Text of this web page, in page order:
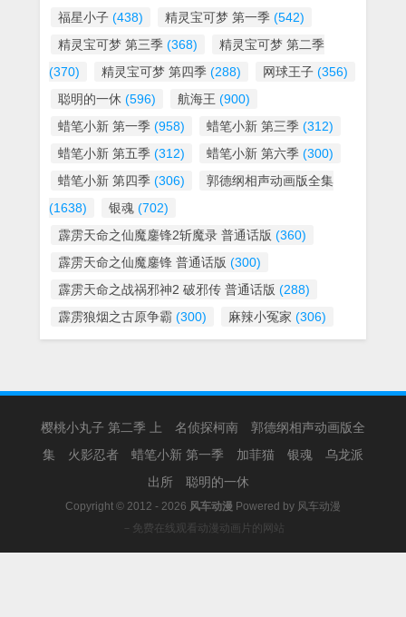
福星小子 (438) 精灵宝可梦 第一季 (542)
精灵宝可梦 第三季 (368)
精灵宝可梦 第二季
(370)
精灵宝可梦 第四季 (288) 网球王子 (356)
聪明的一休 (596) 航海王 (900)
蜡笔小新 第一季 (958) 蜡笔小新 第三季 (312)
蜡笔小新 第五季 (312) 蜡笔小新 第六季 (300)
蜡笔小新 第四季 (306)
郭德纲相声动画版全集
(1638)
银魂 (702)
霹雳天命之仙魔鏖锋2斩魔录 普通话版 (360)
霹雳天命之仙魔鏖锋 普通话版 (300)
霹雳天命之战祸邪神2 破邪传 普通话版 (288)
霹雳狼烟之古原争霸 (300) 麻辣小冤家 (306)
樱桃小丸子 第二季 上 名侦探柯南
郭德纲相声动画版全
集
火影忍者 蜡笔小新 第一季 加菲猫 银魂
乌龙派
出所
聪明的一休
Copyright © 2012 - 2026 风车动漫 Powered by 风车动漫
－免费在线观看动漫动画片的网站